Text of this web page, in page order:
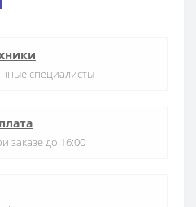
специалисты
заказе до 16:00